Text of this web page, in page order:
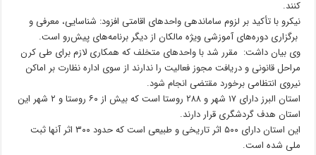
کنند.
نیکرو با تأکید بر لزوم ساماندهی واحدهای اقامتی افزود: شناسایی، معرفی و
برگزاری دوره‌های آموزشی ویژه مالکان از دیگر برنامه‌های پیش‌رو است.
وی بیان داشت: مقرر شد با واحدهای متخلف که همکاری لازم برای طی کرن
مراحل قانونی و دریافت مجوز فعالیت را ندارند از سوی اداره نظارت بر اماکن
نیروی انتظامی برخورد مقتضی انجام شود.
استان البرز دارای ۱۷ شهر و ۲۸۸ روستا است که بیش از ۶۰ روستا و ۲ شهر این
استان هدف گردشگری قرار دارند.
این استان دارای ۵۰۰ اثر تاریخی و طبیعی است که حدود ۳۰۰ اثر آنها ثبت
ملی شده است.